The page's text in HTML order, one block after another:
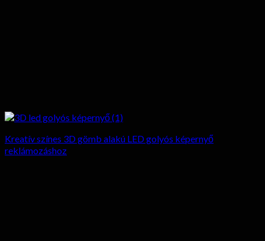
Kreatív színes 3D gömb alakú LED golyós képernyő
reklámozáshoz